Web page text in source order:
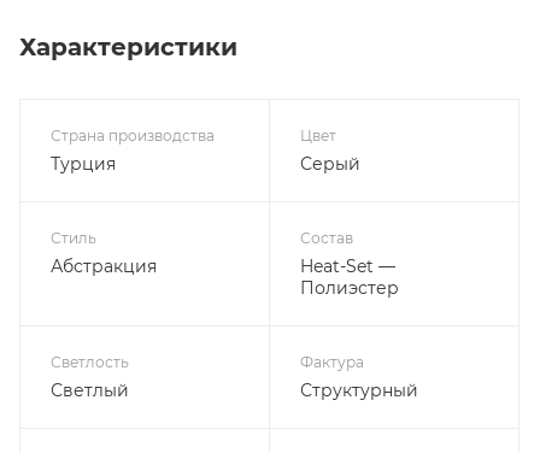
Характеристики
Страна производства
Турция
Цвет
Серый
Стиль
Абстракция
Состав
Heat-Set —
Полиэстер
Светлость
Светлый
Фактура
Структурный